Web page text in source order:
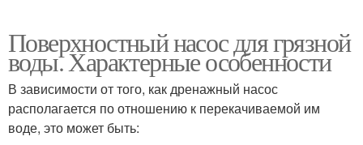
Поверхностный насос для грязной
воды. Характерные особенности
В зависимости от того, как дренажный насос
располагается по отношению к перекачиваемой им
воде, это может быть: